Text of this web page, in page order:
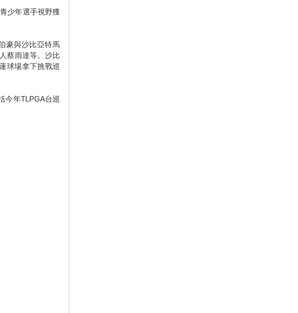
少年選手視野獲
豪與沙比亞特馬
蔡雨達等。沙比
球場拿下挑戰巡
今年TLPGA台巡